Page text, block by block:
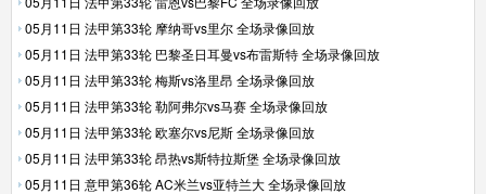
05月11日 法甲第33轮 摩纳哥vs里尔 全场录像回放
05月11日 法甲第33轮 巴黎圣日耳曼vs布雷斯特 全场录像回放
05月11日 法甲第33轮 梅斯vs洛里昂 全场录像回放
05月11日 法甲第33轮 勒阿弗尔vs马赛 全场录像回放
05月11日 法甲第33轮 欧塞尔vs尼斯 全场录像回放
05月11日 法甲第33轮 昂热vs斯特拉斯堡 全场录像回放
05月11日 意甲第36轮 AC米兰vs亚特兰大 全场录像回放